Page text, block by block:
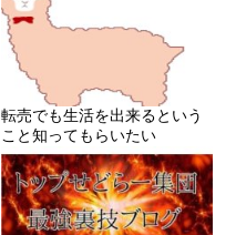
転売でも生活を出来るという
こと知ってもらいたい